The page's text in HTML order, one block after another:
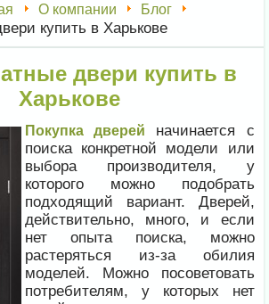
О компании Блог
купить в Харькове
двери купить в
Харькове
Покупка дверей
начинается с
поиска конкретной модели или
выбора производителя, у
которого можно подобрать
подходящий вариант. Дверей,
действительно, много, и если
нет опыта поиска, можно
растеряться из-за обилия
моделей. Можно посоветовать
потребителям, у которых нет